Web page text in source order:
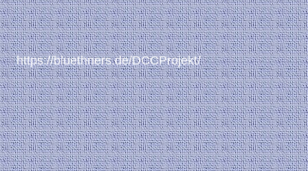
https://bluethners.de/DCCProjekt/